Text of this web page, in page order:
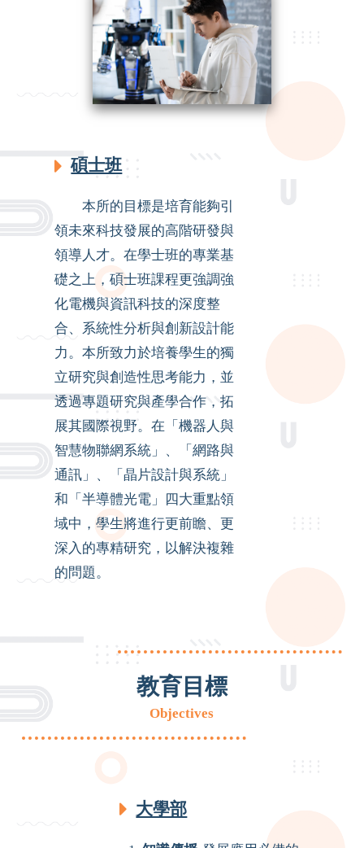
碩士班
本所的目標是培育能夠引
領未來科技發展的高階研發與
領導人才。在學士班的專業基
礎之上，碩士班課程更強調強
化電機與資訊科技的深度整
合、系統性分析與創新設計能
力。本所致力於培養學生的獨
立研究與創造性思考能力，並
透過專題研究與產學合作，拓
展其國際視野。在「機器人與
智慧物聯網系統」、「網路與
通訊」、「晶片設計與系統」
和「半導體光電」四大重點領
域中，學生將進行更前瞻、更
深入的專精研究，以解決複雜
的問題。
教育目標
Objectives
大學部